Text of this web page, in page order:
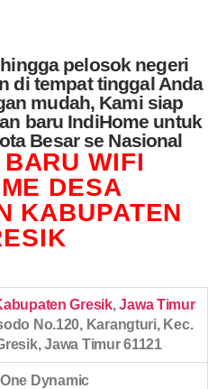
pelosok negeri
di tempat tinggal Anda
mudah, Kami siap
baru IndiHome untuk
Besar se Nasional
WIFI
DESA
KABUPATEN
Gresik,Jawa Timur
No.120, Karangturi, Kec.
Jawa Timur 61121
Dynamic